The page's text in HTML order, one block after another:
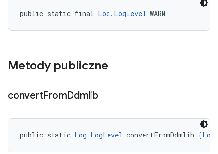
public static final Log.LogLevel WARN
Metody publiczne
convertFromDdmlib
public static Log.LogLevel convertFromDdmlib (